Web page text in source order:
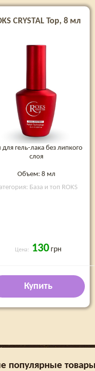
CRYSTAL Top, 8 мл
для гель-лака без липкого
слоя
Объем: 8 мл
База и топ ROKS
Цена: 130 грн
Купить
популярные товары